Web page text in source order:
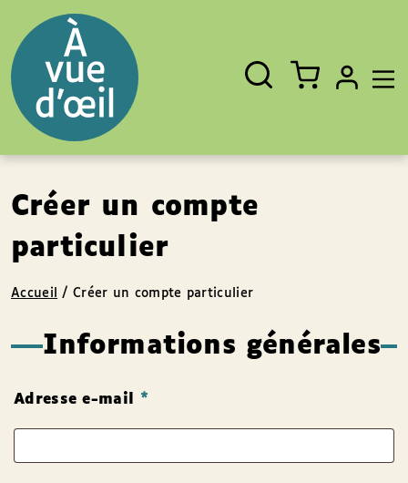
Fermer
Rechercher
un
livre,
un
auteur,
un
EAN
Créer un compte
particulier
Accueil /Créer un compte particulier
Informations générales
Adresse e-mail *